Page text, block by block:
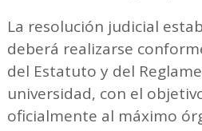
La resolución judicial
deberá realizarse
del Estatuto y del
universidad, con el
oficialmente al máximo